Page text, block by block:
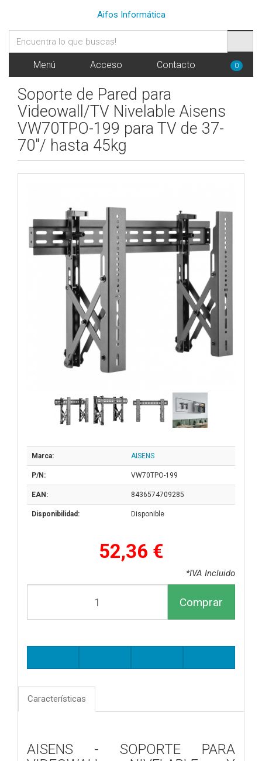
Aifos Informática
Menú Acceso Contacto 0
Soporte de Pared para
Videowall/TV Nivelable Aisens
VW70TPO-199 para TV de 37-
70"/ hasta 45kg
Marca: AISENS
P/N: VW70TPO-199
EAN: 8436574709285
Disponibilidad: Disponible
52,36 €
*IVA Incluido
Comprar
Características
AISENS - SOPORTE PARA